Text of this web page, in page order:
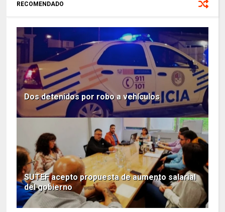
RECOMENDADO
Dos detenidos por robo a vehículos
SUTEF acepto propuesta de aumento salarial
del gobierno